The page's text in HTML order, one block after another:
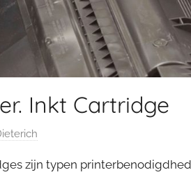
Inkt Cartridge
zijn typen